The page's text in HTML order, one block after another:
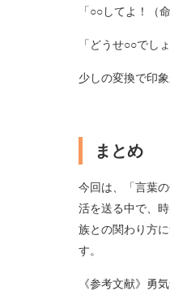
「○○してよ！（
「どうせ○○でし
少しの変換で印
まとめ
今回は、「言葉
活を送る中で、
族との関わり方
す。
《参考文献》勇